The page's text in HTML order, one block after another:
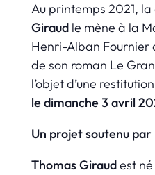
Au printemps 2021,
Giraud le mène à la
Henri-Alban Fournier
de son roman Le
l’objet d’une
le dimanche 3 avril
Un projet soutenu
Thomas Giraudest